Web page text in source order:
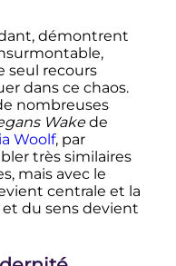
démontrent
seul recours
dans ce chaos.
nombreuses
Wakede
Woolf, par
très similaires
mais avec le
centrale et la
du sens devient